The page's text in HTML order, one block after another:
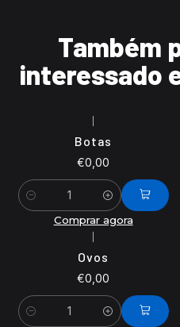
Também
interessado
Botas
€0,00
Quantidade
Comprar agora
Ovos
€0,00
Quantidade